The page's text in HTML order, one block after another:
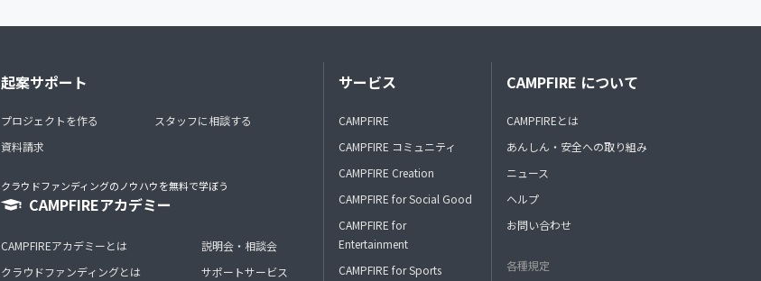
起案サポート
プロジェクトを作る
資料請求
スタッフに相談する
クラウドファンディングのノウハウを無料で学ぼう
CAMPFIREアカデミー
CAMPFIREアカデミーとは
クラウドファンディングとは
説明会・相談会
サポートサービス
サービス
CAMPFIRE
CAMPFIRE コミュニティ
CAMPFIRE Creation
CAMPFIRE for Social Good
CAMPFIRE for
Entertainment
CAMPFIRE for Sports
CAMPFIRE について
CAMPFIREとは
あんしん・安全への取り組み
ニュース
ヘルプ
お問い合わせ
各種規定